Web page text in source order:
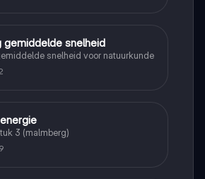
gemiddelde snelheid
snelheid voor natuurkunde
3 (malmberg)